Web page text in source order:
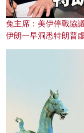
兔主席：美伊停戰協
伊朗一早洞悉特朗普